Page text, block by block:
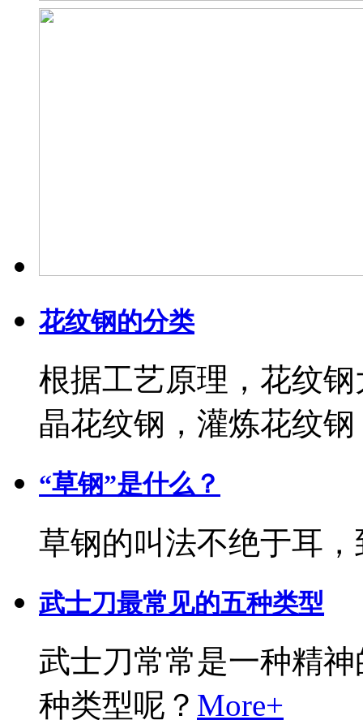
花纹钢的分类
根据工艺原理，花纹
晶花纹钢，灌炼花纹
“草钢”是什么？
草钢的叫法不绝于耳
武士刀最常见的五种类型
武士刀常常是一种精
种类型呢？ More+